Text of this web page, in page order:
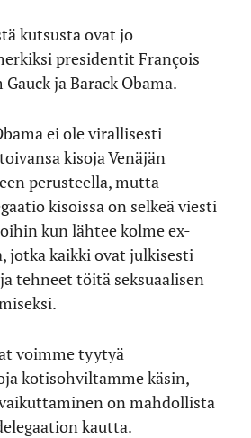
kutsusta ovat jo
presidentit François
ja Barack Obama.
ei ole virallisesti
kisoja Venäjän
perusteella, mutta
kisoissa on selkeä viesti
kun lähtee kolme ex-
jotka kaikki ovat julkisesti
tehneet töitä seksuaalisen
voimme tyytyä
kotisohviltamme käsin,
on mahdollista
kautta.